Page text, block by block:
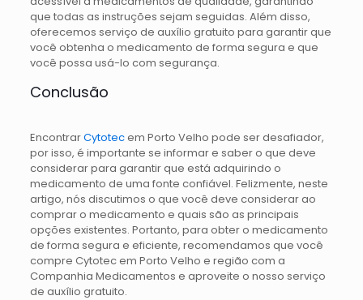
que todas as instruções sejam seguidas. Além disso,
oferecemos serviço de auxílio gratuito para garantir que
você obtenha o medicamento de forma segura e que
você possa usá-lo com segurança.
Conclusão
EncontrarCytotecem Porto Velho pode ser desafiador,
por isso, é importante se informar e saber o que deve
considerar para garantir que está adquirindo o
medicamento de uma fonte confiável. Felizmente, neste
artigo, nós discutimos o que você deve considerar ao
comprar o medicamento e quais são as principais
opções existentes. Portanto, para obter o medicamento
de forma segura e eficiente, recomendamos que você
compre Cytotec em Porto Velho e região com a
Companhia Medicamentos e aproveite o nosso serviço
de auxílio gratuito.